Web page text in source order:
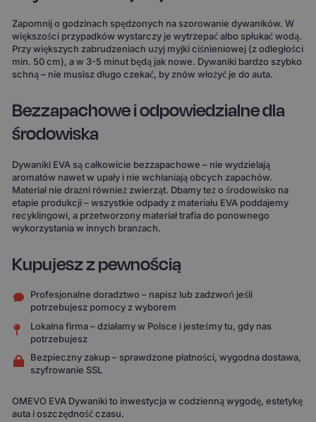
Zapomnij o godzinach spędzonych na szorowanie dywaników. W
większości przypadków wystarczy je wytrzepać albo spłukać wodą.
Przy większych zabrudzeniach użyj myjki ciśnieniowej (z odległości
min. 50 cm), a w 3-5 minut będą jak nowe. Dywaniki bardzo szybko
schną – nie musisz długo czekać, by znów włożyć je do auta.
Bezzapachowe i odpowiedzialne dla
środowiska
Dywaniki EVA są całkowicie bezzapachowe – nie wydzielają
aromatów nawet w upały i nie wchłaniają obcych zapachów.
Materiał nie drażni również zwierząt. Dbamy też o środowisko na
etapie produkcji – wszystkie odpady z materiału EVA poddajemy
recyklingowi, a przetworzony materiał trafia do ponownego
wykorzystania w innych branżach.
Kupujesz z pewnością
Profesjonalne doradztwo – napisz lub zadzwoń jeśli
potrzebujesz pomocy z wyborem
Lokalna firma – działamy w Polsce i jesteśmy tu, gdy nas
potrzebujesz
Bezpieczny zakup – sprawdzone płatności, wygodna dostawa,
szyfrowanie SSL
OMEVO EVA Dywaniki to inwestycja w codzienną wygodę, estetykę
auta i oszczędność czasu.